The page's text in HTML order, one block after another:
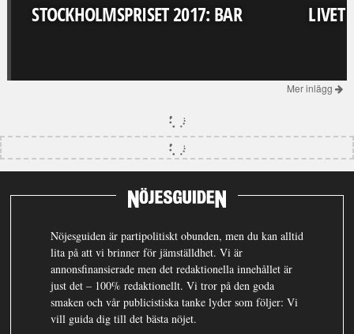
STOCKHOLMSPRISET 2017: BAR LIVET
Mer inlägg
Nöjesguiden är partipolitiskt obunden, men du kan alltid
lita på att vi brinner för jämställdhet. Vi är
annonsfinansierade men det redaktionella innehållet är
just det – 100% redaktionellt. Vi tror på den goda
smaken och vår publicistiska tanke lyder som följer: Vi
vill guida dig till det bästa nöjet.